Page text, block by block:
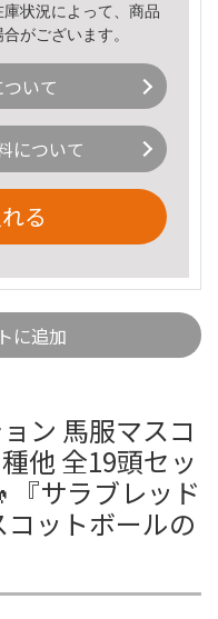
状況によって、商品
がございます。
いて
について
る
に追加
ン 馬服マスコ
他 全19頭セッ
『サラブレッド
ットボールの